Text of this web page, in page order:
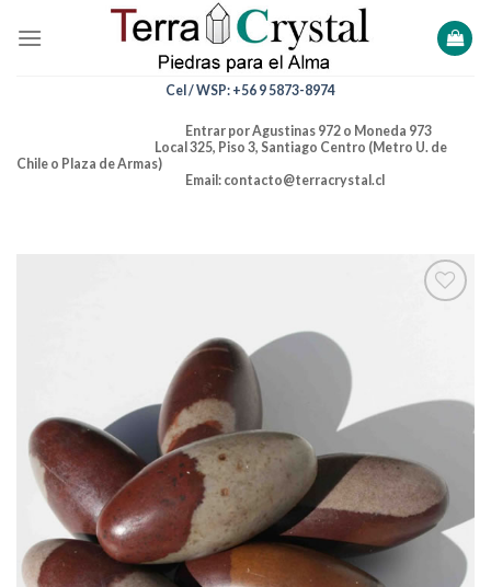
Cel / WSP: +56 9 5873-8974
Entrar por Agustinas 972 o Moneda 973
Local 325, Piso 3, Santiago Centro (Metro U. de
Chile o Plaza de Armas)
Email: contacto@terracrystal.cl